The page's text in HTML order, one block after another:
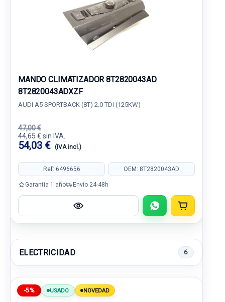
MANDO CLIMATIZADOR 8T2820043AD
8T2820043ADXZF
AUDI A5 SPORTBACK (8T) 2.0 TDI (125KW)
47,00 €
44,65 € sin IVA.
54,03 € (IVA incl.)
Ref: 6496656 OEM: 8T2820043AD
Garantía 1 año Envío 24-48h
ELECTRICIDAD 6
-5% USADO NOVEDAD